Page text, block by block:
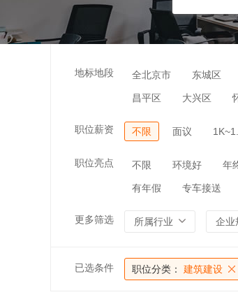
地标地段 全北京市 东城区
昌平区 大兴区
职位薪资 不限 面议
职位亮点 不限 环境好 年
有年假 专车接送
更多筛选 所属行业 企业
已选条件 职位分类： 建筑建设